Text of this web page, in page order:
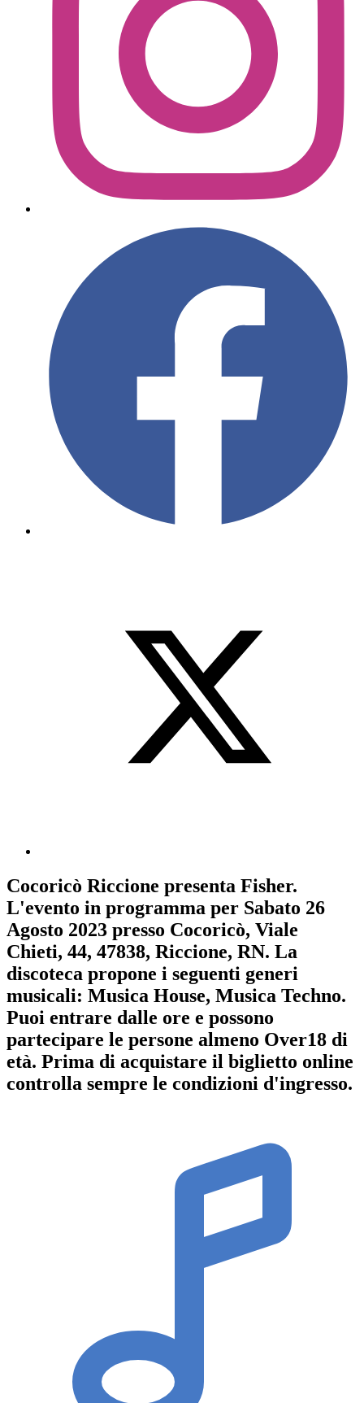
Cocoricò Riccione presenta Fisher.
L'evento in programma per Sabato 26
Agosto 2023 presso Cocoricò, Viale
Chieti, 44, 47838, Riccione, RN. La
discoteca propone i seguenti generi
musicali: Musica House, Musica Techno.
Puoi entrare dalle ore e possono
partecipare le persone almeno Over18 di
età. Prima di acquistare il biglietto online
controlla sempre le condizioni d'ingresso.